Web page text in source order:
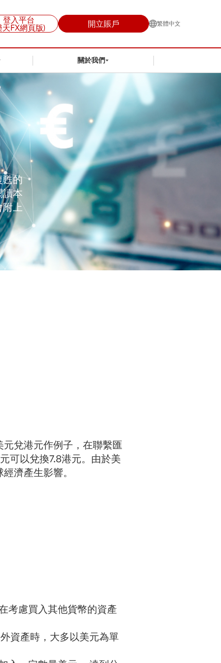
登入平台
天FX網頁版)
開立賬戶 繁體中文
關於我們
甦的
讀本
附上
兌港元作例子，在聯繫匯
可以兌換7.8港元。由於美
濟產生影響。
考慮買入其他貨幣的資產
資產時，大多以美元為單